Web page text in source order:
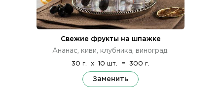
Свежие фрукты на шпажке
Ананас, киви, клубника, виноград.
30 г. x 10 шт. = 300 г.
Заменить